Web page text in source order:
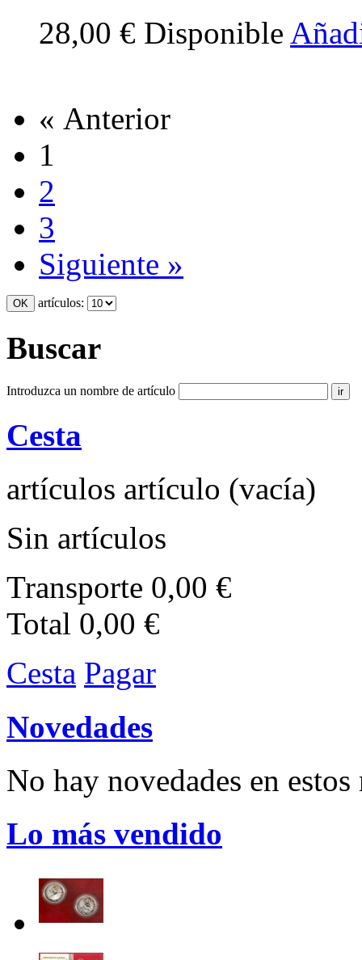
28,00 € Disponible
« Anterior
1
2
3
Siguiente »
artículos:
Buscar
Introduzca un nombre de artículo
Cesta
artículos artículo (vacía)
Sin artículos
Transporte 0,00 €
Total 0,00 €
Cesta Pagar
Novedades
No hay novedades en
Lo más vendido